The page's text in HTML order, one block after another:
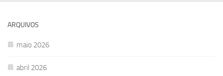
ARQUIVOS
maio 2026
abril 2026